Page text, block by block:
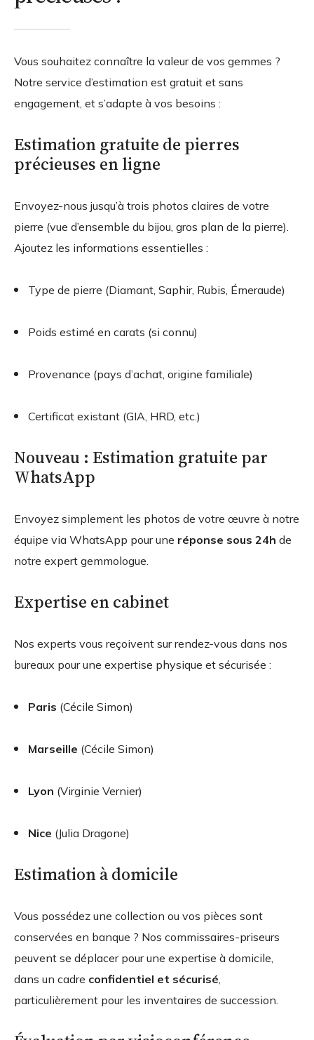
Vous souhaitez connaître la valeur de vos gemmes ?
Notre service d’estimation est gratuit et sans
engagement, et s’adapte à vos besoins :
Estimation gratuite de pierres
précieuses en ligne
Envoyez-nous jusqu’à trois photos claires de votre
pierre (vue d’ensemble du bijou, gros plan de la pierre).
Ajoutez les informations essentielles :
Type de pierre (Diamant, Saphir, Rubis, Émeraude)
Poids estimé en carats (si connu)
Provenance (pays d’achat, origine familiale)
Certificat existant (GIA, HRD, etc.)
Nouveau : Estimation gratuite par
WhatsApp
Envoyez simplement les photos de votre œuvre à notre
équipe via WhatsApp pour une réponse sous 24h de
notre expert gemmologue.
Expertise en cabinet
Nos experts vous reçoivent sur rendez-vous dans nos
bureaux pour une expertise physique et sécurisée :
Paris (Cécile Simon)
Marseille (Cécile Simon)
Lyon (Virginie Vernier)
Nice (Julia Dragone)
Estimation à domicile
Vous possédez une collection ou vos pièces sont
conservées en banque ? Nos commissaires-priseurs
peuvent se déplacer pour une expertise à domicile,
dans un cadre confidentiel et sécurisé,
particulièrement pour les inventaires de succession.